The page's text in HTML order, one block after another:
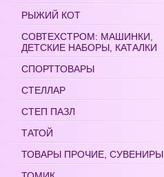
РЫЖИЙ КОТ
СОВТЕХСТРОМ: МАШИНКИ,
ДЕТСКИЕ НАБОРЫ, КАТАЛКИ
СПОРТТОВАРЫ
СТЕЛЛАР
СТЕП ПАЗЛ
ТАТОЙ
ТОВАРЫ ПРОЧИЕ, СУВЕНИРЫ